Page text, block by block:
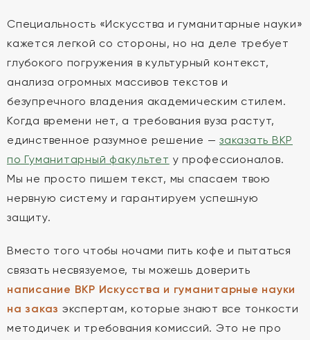
Специальность «Искусства и гуманитарные науки»
кажется легкой со стороны, но на деле требует
глубокого погружения в культурный контекст,
анализа огромных массивов текстов и
безупречного владения академическим стилем.
Когда времени нет, а требования вуза растут,
единственное разумное решение — заказать ВКР
по Гуманитарный факультет у профессионалов.
Мы не просто пишем текст, мы спасаем твою
нервную систему и гарантируем успешную
защиту.
Вместо того чтобы ночами пить кофе и пытаться
связать несвязуемое, ты можешь доверить
написание ВКР Искусства и гуманитарные науки
на заказ экспертам, которые знают все тонкости
методичек и требования комиссий. Это не про